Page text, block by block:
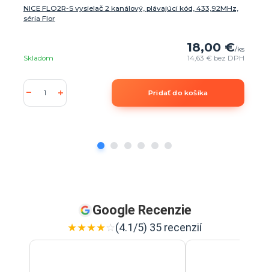
NICE FLO2R-S vysielač 2 kanálový, plávajúci kód, 433,92MHz,
séria Flor
18,00 €/ks
14,63 € bez DPH
Skladom
Pridať do košíka
Google Recenzie
★★★★☆(4.1/5) 35 recenzií